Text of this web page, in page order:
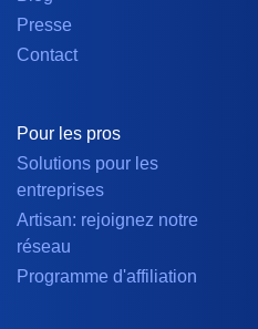
Presse
Contact
Pour les pros
Solutions pour les
entreprises
Artisan: rejoignez notre
réseau
Programme d'affiliation